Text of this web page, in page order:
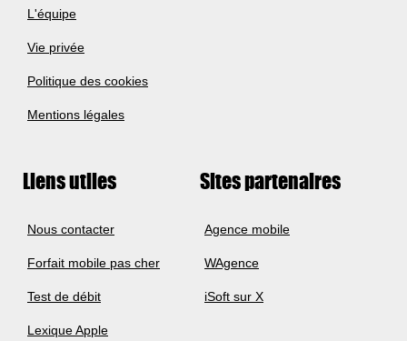
L'équipe
Vie privée
Politique des cookies
Mentions légales
Liens utiles
Nous contacter
Forfait mobile pas cher
Test de débit
Lexique Apple
Sites partenaires
Agence mobile
WAgence
iSoft sur X